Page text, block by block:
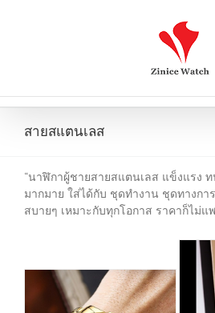
สายสแตนเลส
“นาฬิกาผู้ชายสายสแตนเลส แข็งแรง ท
มากมาย ใส่ได้กับ ชุดทำงาน ชุดทางกา
สบายๆ เหมาะกับทุกโอกาส ราคาก็ไม่แพ